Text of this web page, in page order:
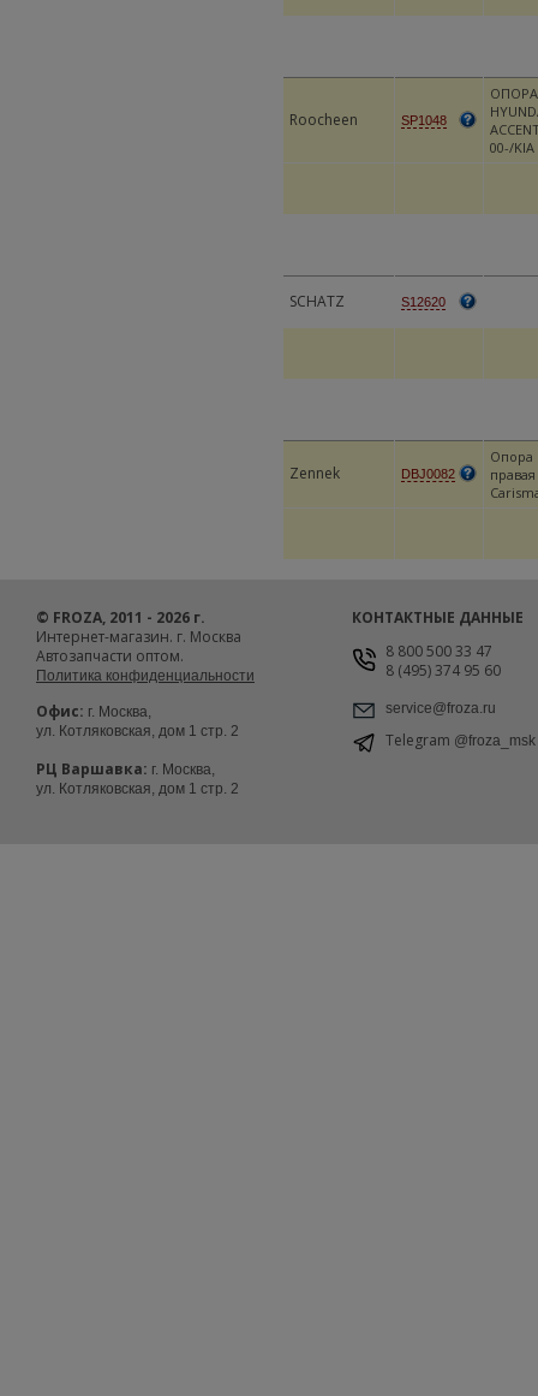
Roocheen SP1048
00-/KIA
SCHATZ S12620
Zennek DBJ0082
Опора
правая
© FROZA, 2011 - 2026 г.
Интернет-магазин. г. Москва
Автозапчасти оптом.
Политика конфиденциальности
Офис: г. Москва,
ул. Котляковская, дом 1 стр. 2
РЦ Варшавка: г. Москва,
ул. Котляковская, дом 1 стр. 2
КОНТАКТНЫЕ ДАННЫЕ
8 800 500 33 47
8 (495) 374 95 60
service@froza.ru
Telegram @froza_msk